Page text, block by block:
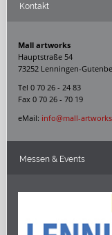
Kontakt
Mall artworks
Hauptstraße 54
73252 Lenningen-
Tel 0 70 26 - 24 83
Fax 0 70 26 - 70 19
eMail: info@mall-
Messen & Events